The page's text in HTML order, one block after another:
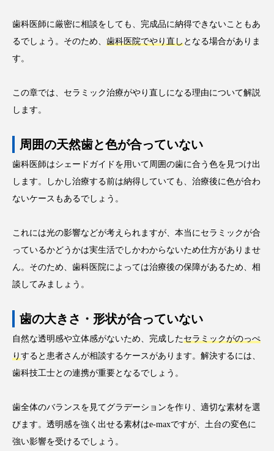
歯科医師に厳密に相談をしても、完成品に納得できないこともあ
るでしょう。そのため、 歯科医院でやり直し となる場合がありま
す。
この章では、セラミック治療がやり直しになる理由について解説
します。
周囲の天然歯と色が合っていない
歯科医師はシェードガイドを用いて周囲の歯に合う色を見つけ出
します。しかし治療する前は納得していても、治療後に色が合わ
ないケースもあるでしょう。
これには光の影響などが考えられますが、本当にセラミックが合
っているかどうかは実生活でしかわからないため仕方がありませ
ん。そのため、歯科医院によっては治療後の保障があるため、相
談してみましょう。
歯の大きさ・形状が合っていない
自然な透明感や立体感がないため、完成したセラミックがのっぺ
り すると患者さんが相談するケースがあります。解決するには、
歯科技工士との連携が重要となるでしょう。
歯全体のバランスを見てグラデーションを作り、適切な素材を選
びます。透明感を強く出せる素材はe-maxですが、土台の変色に
強い影響を受けるでしょう。